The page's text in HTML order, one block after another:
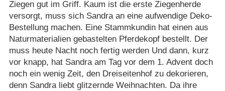
Ziegen gut im Griff. Kaum ist die erste Ziegenherde
versorgt, muss sich Sandra an eine aufwendige Deko-
Bestellung machen. Eine Stammkundin hat einen aus
Naturmaterialien gebastelten Pferdekopf bestellt. Der
muss heute Nacht noch fertig werden Und dann, kurz
vor knapp, hat Sandra am Tag vor dem 1. Advent doch
noch ein wenig Zeit, den Dreiseitenhof zu dekorieren,
denn Sandra liebt glitzernde Weihnachten. Da ihre